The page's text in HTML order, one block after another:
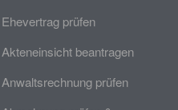
Ehevertrag prüfen
Akteneinsicht beantragen
Anwaltsrechnung prüfen